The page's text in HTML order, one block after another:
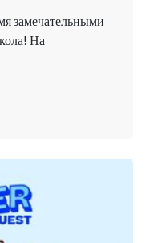
замечательными
На